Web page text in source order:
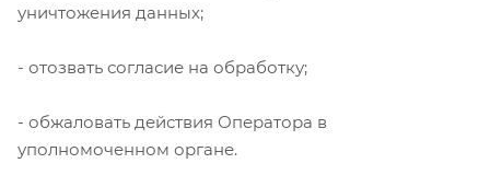
уничтожения данных;
- отозвать согласие на обработку;
- обжаловать действия Оператора в
уполномоченном органе.